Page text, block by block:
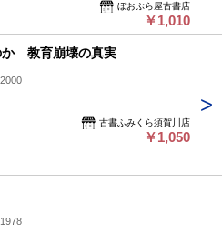
ぼおぶら屋古書店
￥1,010
か 教育崩壊の真実
古書ふみくら須賀川店
￥1,050